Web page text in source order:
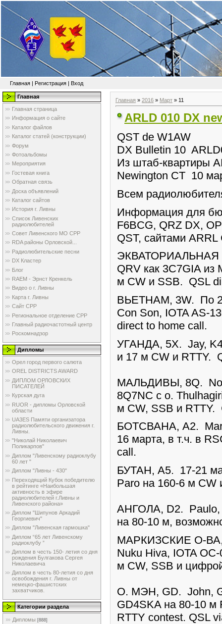
Главная | Регистрация | Вход
Главная
Главная страница
Информация о сайте
Каталог файлов
Каталог статей (конструкции)
Форум
Фотоальбомы
Мероприятия
Гостевая книга
Обратная связь
Доска объявлений
Каталог сайтов
История г. Ливны
Список Ливенских
радиолюбителей
Совет Ливенского МО СРР
RDA районы Орловской...
Радиолюбительские песни
DX Кластер
Блог
RAEM - Эрнст Кренкель
Видео о г. Ливны
Карта г. Ливны
Сайт СРР
Региональное отделение СРР
Главный радиочастотный центр
Роскомнадзор
Дипломы
Орел город первого салюта
OREL DISTRICTS AWARD
ДИПЛОМ ОРЛОВСКИХ
ПИСАТЕЛЕЙ
Курская дуга
RUOR - дипломы Орловской
области
UA3ES Памяти организатора
радиолюбительского движения г.
Ливны.
"Николай Николаевич
Поликарпов"
Диплом "Ливенскому радиоклубу
60 лет "
Диплом "Ливны - 430"
Переходящий Кубок победителю
в рейтинге «Наибольшая
активность в эфире
радиолюбителей г.Ливны и
Ливенского района»
Диплом "Шипунов Аркадий
Георгиевич"
Диплом "Ливенская гармошка"
Диплом “65 лет Ливенскому
радиоклубу ”
Диплом в честь 150- летия со дня
рождения Булгакова Сергея
Николаевича
Диплом в честь 80-летия со дня
освобождения г. Ливны от
немецко-фашистских
захватчиков.
Категории раздела
Дипломы [888]
Главная » 2016 » Март » 11
ARLD 010 DX
QST de W1AW
DX Bulletin 10
Из штаб-квартиры
Newington CT 10
Всем
Информация для
F6BCG, QRZ DX,
QST, сайтами
ЭКВАТОРИАЛЬНАЯ
QRV как 3C7GIA из
м CW и SSB. QSL
ВЬЕТНАМ, 3W. По
Con Son, IOTA AS-
direct to home call.
УГАНДА, 5X. Jay,
и 17 м CW и RTTY.
МАЛЬДИВЫ, 8Q.
8Q7NC с о.
м CW, SSB и RTTY.
БОТСВАНА, A2.
16 марта, в т.ч. в
call.
БУТАН, A5. 17-21
Paro на 160-6 м CW
АНГОЛА, D2. Paulo,
на 80-10 м,
МАРКИЗСКИЕ О-ВА,
Nuku Hiva, IOTA
м CW, SSB и
О. МЭН, GD. John,
GD4SKA на 80-10 м
RTTY contest. QSL